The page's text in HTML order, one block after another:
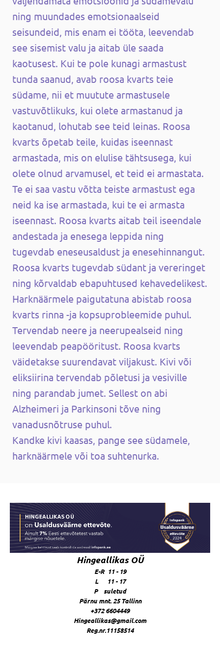
ning muundades emotsionaalseid
seisundeid, mis enam ei tööta, leevendab
see sisemist valu ja aitab üle saada
kaotusest. Kui te pole kunagi armastust
tunda saanud, avab roosa kvarts teie
südame, nii et muutute armastusele
vastuvõtlikuks, kui olete armastanud ja
kaotanud, lohutab see teid leinas. Roosa
kvarts õpetab teile, kuidas iseennast
armastada, mis on elulise tähtsusega, kui
olete olnud arvamusel, et teid ei armastata.
Te ei saa vastu võtta teiste armastust ega
neid ka ise armastada, kui te ei armasta
iseennast. Roosa kvarts aitab teil iseendale
andestada ja enesega leppida ning
tugevdab eneseusaldust ja enesehinnangut.
Roosa kvarts tugevdab südant ja vereringet
ning kõrvaldab ebapuhtused kehavedelikest.
Harknäärmele paigutatuna abistab roosa
kvarts rinna -ja kopsuprobleemide puhul.
Tervendab neere ja neerupealseid ning
leevendab peapööritust. Roosa kvarts
väidetakse suurendavat viljakust. Kivi või
eliksiirina tervendab põletusi ja vesiville
ning parandab jumet. Sellest on abi
Alzheimeri ja Parkinsoni tõve ning
vanadusnõtruse puhul.
Kandke kivi kaasas, pange see südamele,
harknäärmele või toa suhtenurka.
Hingeallikas OÜ
E-R 11 - 19
L 11 - 17
P suletud
Pärnu mnt. 25 Tallinn
+372 6604449
Hingeallikas@gmail.com
Reg.nr.11158514